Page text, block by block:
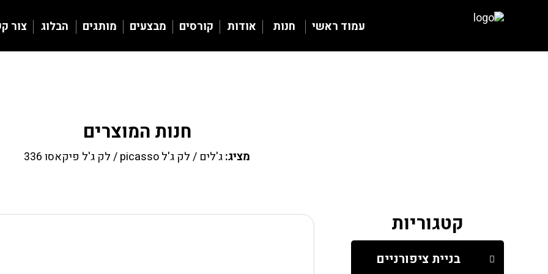
עמוד ראשי חנות אודות קורסים מבצעים מותגים הבלוג צור
חנות המוצרים
מציג:ג'לים /לק ג'ל picasso / לק ג'ל פיקאסו 336
קטגוריות
בניית ציפורניים